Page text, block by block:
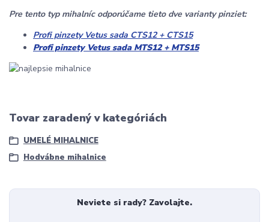
Pre tento typ mihalníc odporúčame tieto dve varianty pinziet:
Profi pinzety Vetus sada CTS12 + CTS15
Profi pinzety Vetus sada MTS12 + MTS15
Tovar zaradený v kategóriách
UMELÉ MIHALNICE
Hodvábne mihalnice
Neviete si rady? Zavolajte.